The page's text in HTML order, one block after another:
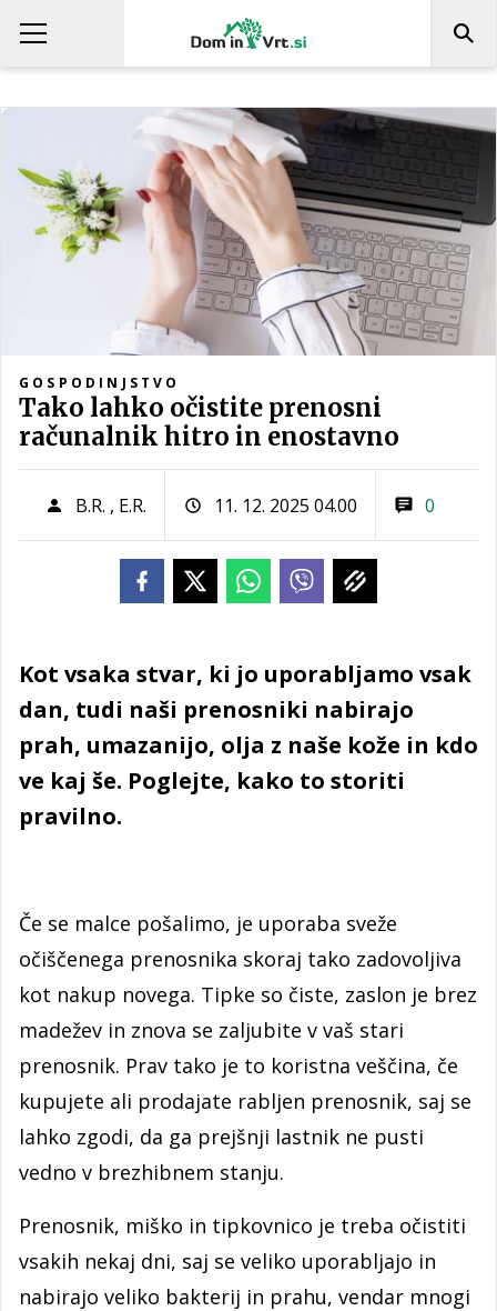
GOSPODINJSTVO
Tako lahko očistite prenosni
računalnik hitro in enostavno
B.R. , E.R. 11. 12. 2025 04.00 0
Kot vsaka stvar, ki jo uporabljamo vsak
dan, tudi naši prenosniki nabirajo
prah, umazanijo, olja z naše kože in kdo
ve kaj še. Poglejte, kako to storiti
pravilno.
Če se malce pošalimo, je uporaba sveže
očiščenega prenosnika skoraj tako zadovoljiva
kot nakup novega. Tipke so čiste, zaslon je brez
madežev in znova se zaljubite v vaš stari
prenosnik. Prav tako je to koristna veščina, če
kupujete ali prodajate rabljen prenosnik, saj se
lahko zgodi, da ga prejšnji lastnik ne pusti
vedno v brezhibnem stanju.
Prenosnik, miško in tipkovnico je treba očistiti
vsakih nekaj dni, saj se veliko uporabljajo in
nabirajo veliko bakterij in prahu, vendar mnogi